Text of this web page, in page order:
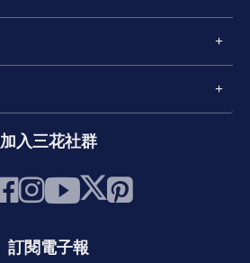
加入三花社群
訂閱電子報